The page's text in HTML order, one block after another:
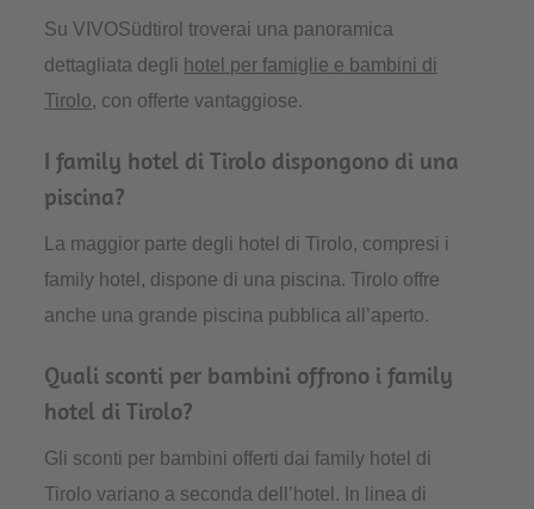
Su VIVOSüdtirol troverai una panoramica
dettagliata degli hotel per famiglie e bambini di
Tirolo, con offerte vantaggiose.
I family hotel di Tirolo dispongono di una
piscina?
La maggior parte degli hotel di Tirolo, compresi i
family hotel, dispone di una piscina. Tirolo offre
anche una grande piscina pubblica all’aperto.
Quali sconti per bambini offrono i family
hotel di Tirolo?
Gli sconti per bambini offerti dai family hotel di
Tirolo variano a seconda dell’hotel. In linea di